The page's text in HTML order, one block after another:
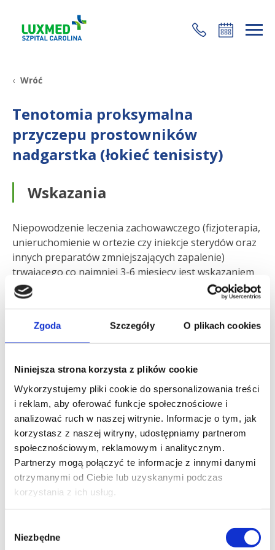
Zgoda Szczegóły O plikach cookies
Niniejsza strona korzysta z plików cookie
Wykorzystujemy pliki cookie do spersonalizowania treści
i reklam, aby oferować funkcje społecznościowe i
analizować ruch w naszej witrynie. Informacje o tym, jak
korzystasz z naszej witryny, udostępniamy partnerom
społecznościowym, reklamowym i analitycznym.
Partnerzy mogą połączyć te informacje z innymi danymi
otrzymanymi od Ciebie lub uzyskanymi podczas
korzystania z ich usług.
zgody
Niezbędne
+48 22 35 58 200
Wróć
Tenotomia proksymalna
przyczepu prostowników
nadgarstka (łokieć tenisisty)
Wskazania
Niepowodzenie leczenia zachowawczego (fizjoterapia,
unieruchomienie w ortezie czy iniekcje sterydów oraz
innych preparatów zmniejszających zapalenie)
trwającego co najmniej 3-6 miesięcy jest wskazaniem
do operacyjnego leczenia schorzenia.
Przeciwwskazania
operacji z wyjątkiem zakażenia oraz złej jakości skóry
w okolicy operowanej. Względne przeciwwskazania
występują u pacjentów z ciężkimi chorobami
współistniejącymi, które podnoszą ryzyko powikłań
pooperacyjnych.
Przebieg zabiegu
Operacja jest wykonywana w znieczuleniu
znieczuleniu ogólnym. Chirurg wykonuje 3 cm cięcie
skórne nad kłykciem bocznym kości ramiennej.